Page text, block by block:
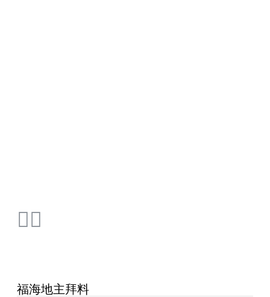
福海地主拜料